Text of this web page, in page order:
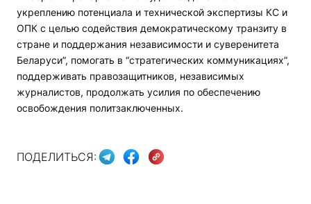
укреплению потенциала и технической экспертизы КС и
ОПК с целью содействия демократическому транзиту в
стране и поддержания независимости и суверенитета
Беларуси”, помогать в “стратегических коммуникациях”,
поддерживать правозащитников, независимых
журналистов, продолжать усилия по обеспечению
освобождения политзаключенных.
ПОДЕЛИТЬСЯ: